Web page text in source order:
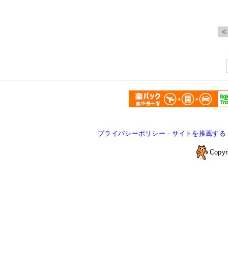
プライバシーポリシー - サイトを推薦する